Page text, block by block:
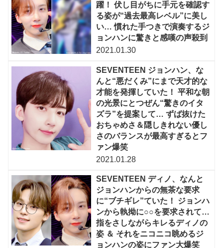
躍！ 伏し目がちに手元を確認す
る姿が“過去最高レベル”に美し
い… 慣れた手つきで演奏するジ
ョンハンに驚きと感嘆の声殺到
2021.01.30
SEVENTEEN ジョンハン、な
んと“悪だくみ”にまで天才的な
才能を発揮していた！ 平和な朝
の光景にとつぜん“驚きのイタ
ズラ”を提案して… ずば抜けた
おちゃめさ＆隠しきれない優し
さのバランスが最高すぎるとフ
ァン爆笑
2021.01.28
SEVENTEEN ディノ、なんと
ジョンハンからの無茶な要求
に“ブチギレ”ていた！ ジョンハ
ンから執拗に○○を要求されて…
指をさしながらキレるディノの
姿 ＆ それをニコニコ眺めるジ
ョンハンの姿にファン大爆笑